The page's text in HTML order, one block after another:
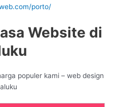
porto/
Website di
populer kami – web design